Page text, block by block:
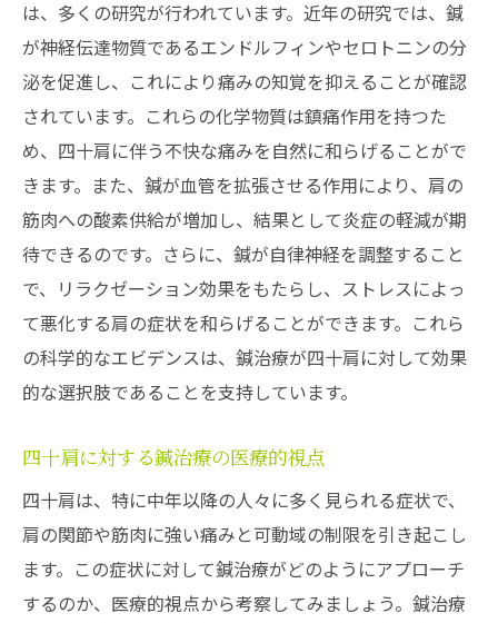
は、多くの研究が行われています。近年の研究では、鍼
が神経伝達物質であるエンドルフィンやセロトニンの分
泌を促進し、これにより痛みの知覚を抑えることが確認
されています。これらの化学物質は鎮痛作用を持つた
め、四十肩に伴う不快な痛みを自然に和らげることがで
きます。また、鍼が血管を拡張させる作用により、肩の
筋肉への酸素供給が増加し、結果として炎症の軽減が期
待できるのです。さらに、鍼が自律神経を調整すること
で、リラクゼーション効果をもたらし、ストレスによっ
て悪化する肩の症状を和らげることができます。これら
の科学的なエビデンスは、鍼治療が四十肩に対して効果
的な選択肢であることを支持しています。
四十肩に対する鍼治療の医療的視点
四十肩は、特に中年以降の人々に多く見られる症状で、
肩の関節や筋肉に強い痛みと可動域の制限を引き起こし
ます。この症状に対して鍼治療がどのようにアプローチ
するのか、医療的視点から考察してみましょう。鍼治療